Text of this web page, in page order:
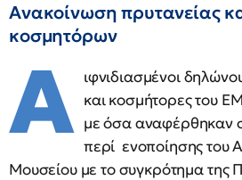
Ανακοίνωση πρυτανείας
κοσμητόρων
Α ιφνιδιασμένοι
και κοσμήτορες του
με όσα αναφέρθηκαν
περί ενοποίησης του
Μουσείου με το συγκρότημα της